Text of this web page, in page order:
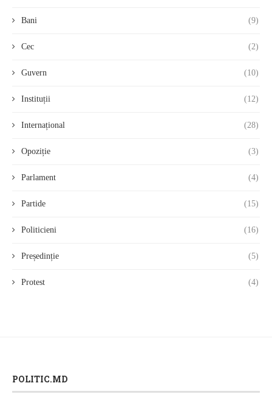
Bani (9)
Cec (2)
Guvern (10)
Instituții (12)
Internațional (28)
Opoziție (3)
Parlament (4)
Partide (15)
Politicieni (16)
Președinție (5)
Protest (4)
POLITIC.MD